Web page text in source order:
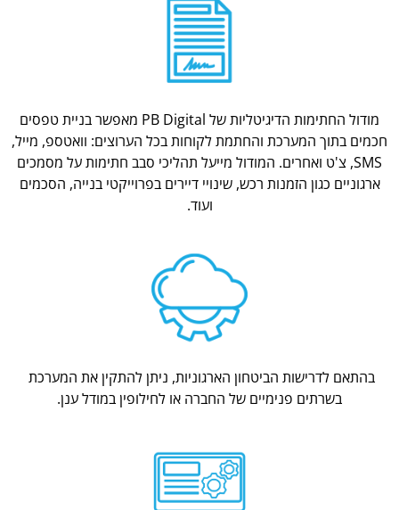
מודול החתימות הדיגיטליות של PB Digital מאפשר בניית טפסים
חכמים בתוך המערכת והחתמת לקוחות בכל הערוצים: וואטספ, מייל,
SMS, צ'ט ואחרים. המודול מייעל תהליכי סבב חתימות על מסמכים
ארגוניים כגון הזמנות רכש, שינויי דיירים בפרוייקטי בנייה, הסכמים
ועוד.
בהתאם לדרישות הביטחון הארגוניות, ניתן להתקין את המערכת
בשרתים פנימיים של החברה או לחילופין במודל ענן.